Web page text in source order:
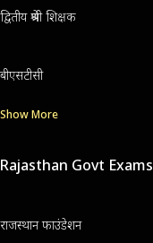
द्वितीय श्रेणी शिक्षक
बीएसटीसी
Show More
Rajasthan Govt Exams
राजस्थान फाउंडेशन